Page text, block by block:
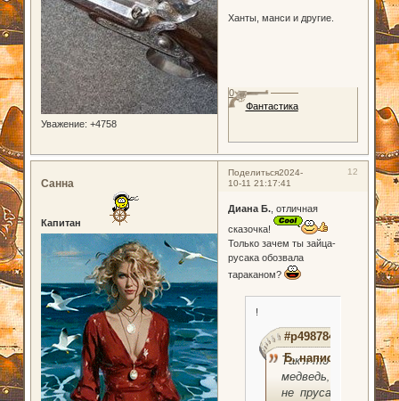
Уважение: +4758
Ханты, манси и другие.
Фантастика
0
Поделиться 12
2024-
10-11 21:17:41
Санна
Капитан
Диана Б., отличная
сказочка!
Только зачем ты зайца-
русака обозвала
тараканом?
!
#p498784,Диана
Б. написал(а):
Так я-то
медведь, а
не прусак.